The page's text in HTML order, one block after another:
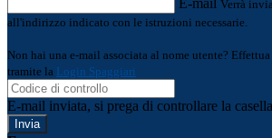
E-mail Verrà
all'indirizzo indicato con le istruzioni necessarie.
Non hai una e-mail associata al nome utente?
tramite la Login Spaggiari
E-mail inviata, si prega di controllare la